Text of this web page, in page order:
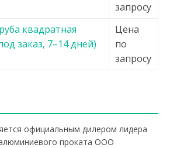
запросу
квадратная
заказ, 7–14 дней)
Цена
по
запросу
официальным дилером лидера
проката ООО